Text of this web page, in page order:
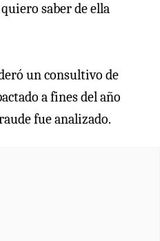
saber de ella
un consultivo de
a fines del año
fue analizado.